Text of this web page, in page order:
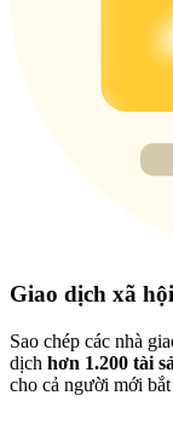
Register &
Trade Gold &
USDT
Giao dịch xã hội
Sao chép các nhà
dịch hơn 1.200 tài
cho cả người mới